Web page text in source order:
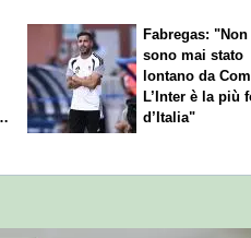
Fabregas: "Non
sono mai stato
lontano da
L’Inter è la più
d’Italia"